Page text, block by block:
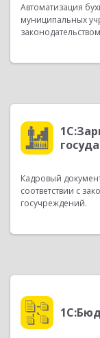
Автоматизация
муниципальных
Кадровый
соответствии с
госучреждений.